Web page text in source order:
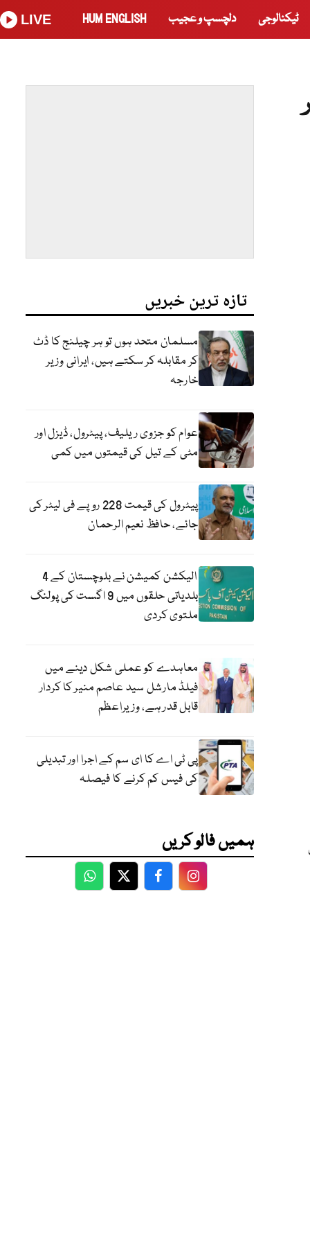
ٹیکنالوجی دلچسپ و عجیب HUM ENGLISH
LIVE
تازہ ترین خبریں
مسلمان متحد ہوں تو ہر چیلنج کا ڈٹ
کر مقابلہ کر سکتے ہیں، ایرانی وزیر
خارجہ
عوام کو جزوی ریلیف، پیٹرول، ڈیزل اور
مٹی کے تیل کی قیمتوں میں کمی
پیٹرول کی قیمت 228 روپے فی لیٹر کی
جائے، حافظ نعیم الرحمان
الیکشن کمیشن نے بلوچستان کے 4
بلدیاتی حلقوں میں 9 اگست کی پولنگ
ملتوی کردی
معاہدے کو عملی شکل دینے میں
فیلڈ مارشل سید عاصم منیر کا کردار
قابل قدر ہے، وزیراعظم
پی ٹی اے کا ای سم کے اجرا اور تبدیلی
کی فیس کم کرنے کا فیصلہ
ہمیں فالو کریں
WhatsApp
TwitterFacebookFacebook